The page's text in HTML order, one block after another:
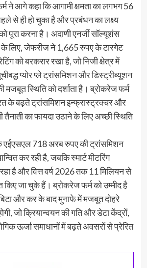
ने आगे कहा कि आगामी क्षमता का लगभग 56
से ही हो चुका है और प्रबंधन का लक्ष्य
पूरा करना है। अदाणी एनर्जी सॉल्यूशंस
लिए, जेफरीज ने 1,665 रुपए के टारगेट
को बरकरार रखा है, जो निजी क्षेत्र में
प्योर प्ले ट्रांसमिशन और डिस्ट्रीब्यूशन
स्थिति को दर्शाता है। ब्रोकरेज फर्म
के बढ़ते ट्रांसमिशन इन्फ्रास्ट्रक्चर और
तैनाती का फायदा उठाने के लिए अच्छी स्थिति
एईएसएल 718 अरब रुपए की ट्रांसमिशन
कर रही है, जबकि स्मार्ट मीटरिंग
है और वित्त वर्ष 2026 तक 11 मिलियन से
किए जा चुके हैं। ब्रोकरेज फर्म को उम्मीद है
और कर के बाद मुनाफे में मजबूत दोहरे
जो क्रियान्वयन की गति और डेटा केंद्रों,
ऊर्जा समाधानों में बढ़ते अवसरों से प्रेरित